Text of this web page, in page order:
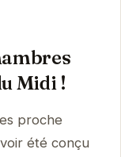
Midi !
proche
été conçu